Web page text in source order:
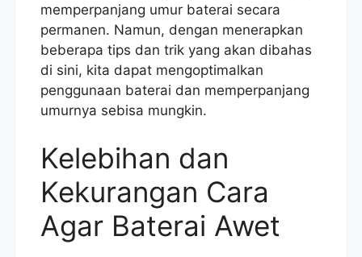
memperpanjang umur baterai secara
permanen. Namun, dengan menerapkan
beberapa tips dan trik yang akan dibahas
di sini, kita dapat mengoptimalkan
penggunaan baterai dan memperpanjang
umurnya sebisa mungkin.
Kelebihan dan
Kekurangan Cara
Agar Baterai Awet